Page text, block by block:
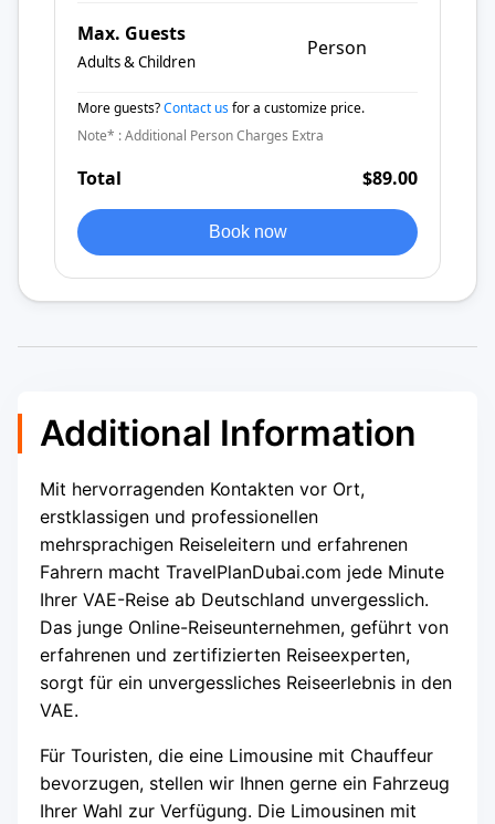
Max. Guests
Adults & Children
Person
More guests?Contact usfor a customize price.
Note* : Additional Person Charges Extra
Total $89.00
Book now
Additional Information
Mit hervorragenden Kontakten vor Ort,
erstklassigen und professionellen
mehrsprachigen Reiseleitern und erfahrenen
Fahrern macht TravelPlanDubai.com jede Minute
Ihrer VAE-Reise ab Deutschland unvergesslich.
Das junge Online-Reiseunternehmen, geführt von
erfahrenen und zertifizierten Reiseexperten,
sorgt für ein unvergessliches Reiseerlebnis in den
VAE.
Für Touristen, die eine Limousine mit Chauffeur
bevorzugen, stellen wir Ihnen gerne ein Fahrzeug
Ihrer Wahl zur Verfügung. Die Limousinen mit